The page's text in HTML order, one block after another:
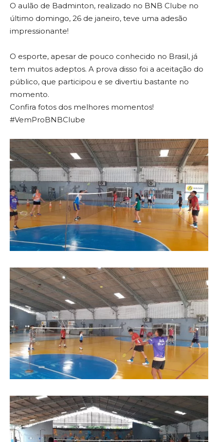
O aulão de Badminton, realizado no BNB Clube no
último domingo, 26 de janeiro, teve uma adesão
impressionante!
O esporte, apesar de pouco conhecido no Brasil, já
tem muitos adeptos. A prova disso foi a aceitação do
público, que participou e se divertiu bastante no
momento.
Confira fotos dos melhores momentos!
#VemProBNBClube